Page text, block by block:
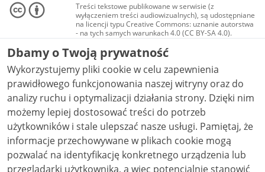
Treści tekstowe publikowane w serwisie (z
wyłączeniem treści audiowizualnych), są udostępniane
na licencji typu Creative Commons: uznanie autorstwa
- na tych samych warunkach 4.0 (CC BY-SA 4.0).
Materiały audiowizualne, w tym zdjęcia, materiały
audio i wideo, są udostępniane na licencji typu
Creative Commons: uznanie autorstwa użycie
niekomercyjne - bez utworów zależnych 4.0 (CC BY-
NC-ND 4.0), o ile nie jest to stwierdzone inaczej.
Dbamy o Twoją prywatność
Wykorzystujemy pliki cookie w celu zapewnienia
prawidłowego funkcjonowania naszej witryny oraz do
analizy ruchu i optymalizacji działania strony. Dzięki nim
możemy lepiej dostosować treści do potrzeb
użytkowników i stale ulepszać nasze usługi. Pamiętaj, że
informacje przechowywane w plikach cookie mogą
pozwalać na identyfikację konkretnego urządzenia lub
przeglądarki użytkownika, a więc potencjalnie stanowić